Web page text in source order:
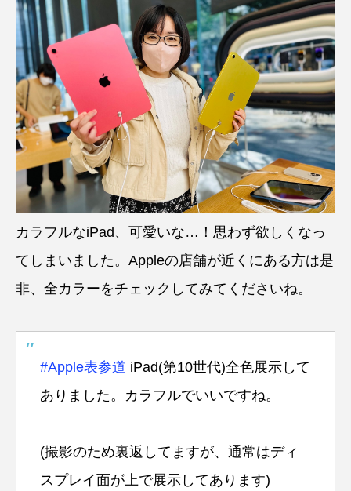
カラフルなiPad、可愛いな…！思わず欲しくなっ
てしまいました。Appleの店舗が近くにある方は是
非、全カラーをチェックしてみてくださいね。
#Apple表参道 iPad(第10世代)全色展示して
ありました。カラフルでいいですね。
(撮影のため裏返してますが、通常はディ
スプレイ面が上で展示してあります)